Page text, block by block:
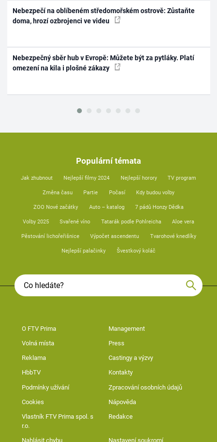
Nebezpečí na oblíbeném středomořském ostrově: Zůstaňte
doma, hrozí ozbrojenci ve videu
Nebezpečný sběr hub v Evropě: Můžete být za pytláky. Platí
omezení na kila i plošné zákazy
Populární témata
Jak zhubnout Nejlepší filmy 2024 Nejlepší horory TV program
Změna času Partie Počasí Kdy budou volby
ZOO Nové začátky Auto – katalog 7 pádů Honzy Dědka
Volby 2025 Svařené víno Tatarák podle Pohlreicha Aloe vera
Pěstování lichořeřišnice Výpočet ascendentu Tvarohové knedlíky
Nejlepší palačinky Švestkový koláč
O FTV Prima Management
Volná místa Press
Reklama Castingy a výzvy
HbbTV Kontakty
Podmínky užívání Zpracování osobních údajů
Cookies Nápověda
Vlastník FTV Prima spol. s
r.o.
Redakce
Nahlásit chybu Nastavení soukromí